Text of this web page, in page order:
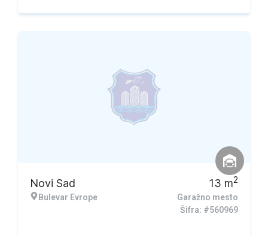
Novi Sad
Bulevar Evrope
13 m2
Garažno mesto
Šifra: #560969